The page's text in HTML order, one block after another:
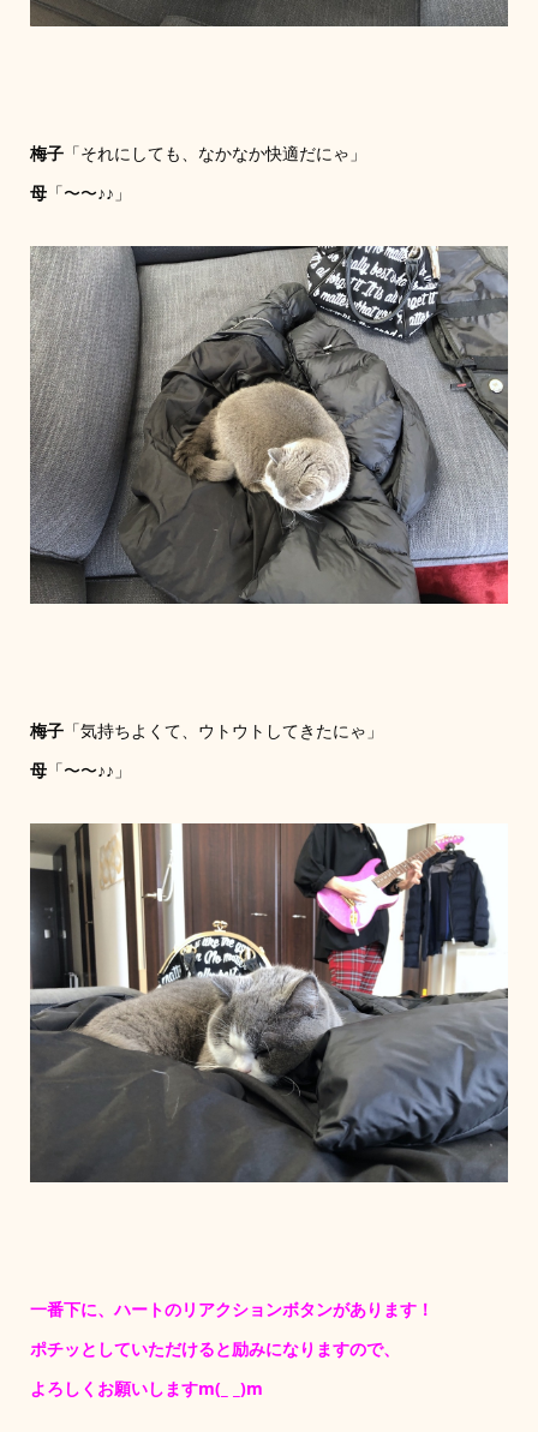
梅子「それにしても、なかなか快適だにゃ」
母「〜〜♪♪」
梅子「気持ちよくて、ウトウトしてきたにゃ」
母「〜〜♪♪」
一番下に、ハートのリアクションボタンがあります！
ポチッとしていただけると励みになりますので、
よろしくお願いしますm(_ _)m